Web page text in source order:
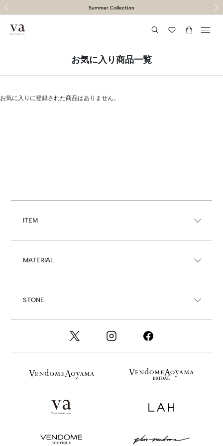
１１,０００円以上送料無料（通常２〜５営業日以内に発送）
令和8年熊本地震の影響による荷物のお届けについて
VERY 公式YouTubeチャンネル掲載商品はこちら
Summer Collection
"馬"くいくラッキーモチーフ特集
１１,０００円以上送料無料（通常２〜５営業日以内に発送）
令和8年熊本地震の影響による荷物のお届けについて
お気に入り商品一覧
お気に入りに登録された商品はありません。
ITEM
MATERIAL
STONE